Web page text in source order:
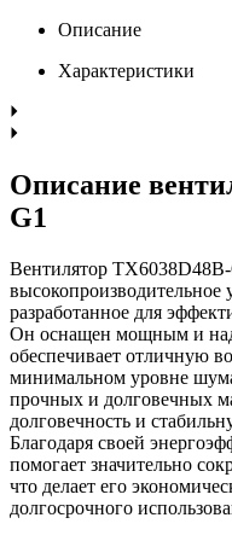
Описание
Характеристики
Описание
G1
Вентилятор TX6038D48B-
высокопроизводительное
разработанное для
Он оснащен мощным и
обеспечивает отличную
минимальном уровне
прочных и долговечных
долговечность и
Благодаря своей
помогает значительно
что делает его
долгосрочного